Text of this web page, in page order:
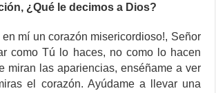
¿Qué le decimos a Dios?
en mí un corazón misericordioso!, Señor
como Tú lo haces, no como lo hacen
miran las apariencias, enséñame a ver
el corazón. Ayúdame a llevar una